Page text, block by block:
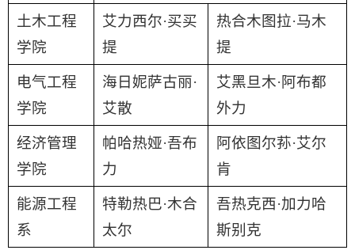
土木工程
学院
艾力西尔·买买
提
热合木图拉·马木
提
电气工程
学院
海日妮萨古丽·
艾散
艾黑旦木·阿布都
外力
经济管理
学院
帕哈热娅·吾布
力
阿依图尔荪·艾尔
肯
能源工程
系
特勒热巴·木合
太尔
吾热克西·加力哈
斯别克